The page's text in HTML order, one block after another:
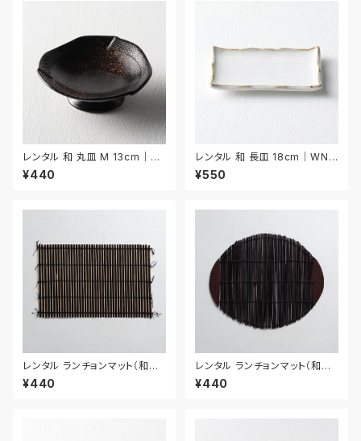
レンタル 和 丸皿 M 13cm｜W
MM041
¥440
レンタル 和 長皿 18cm｜WNA
024
¥550
レンタル ランチョンマット（和風）
54cm｜MAW026
¥440
レンタル ランチョンマット（和風）
42cm｜MAW025
¥440